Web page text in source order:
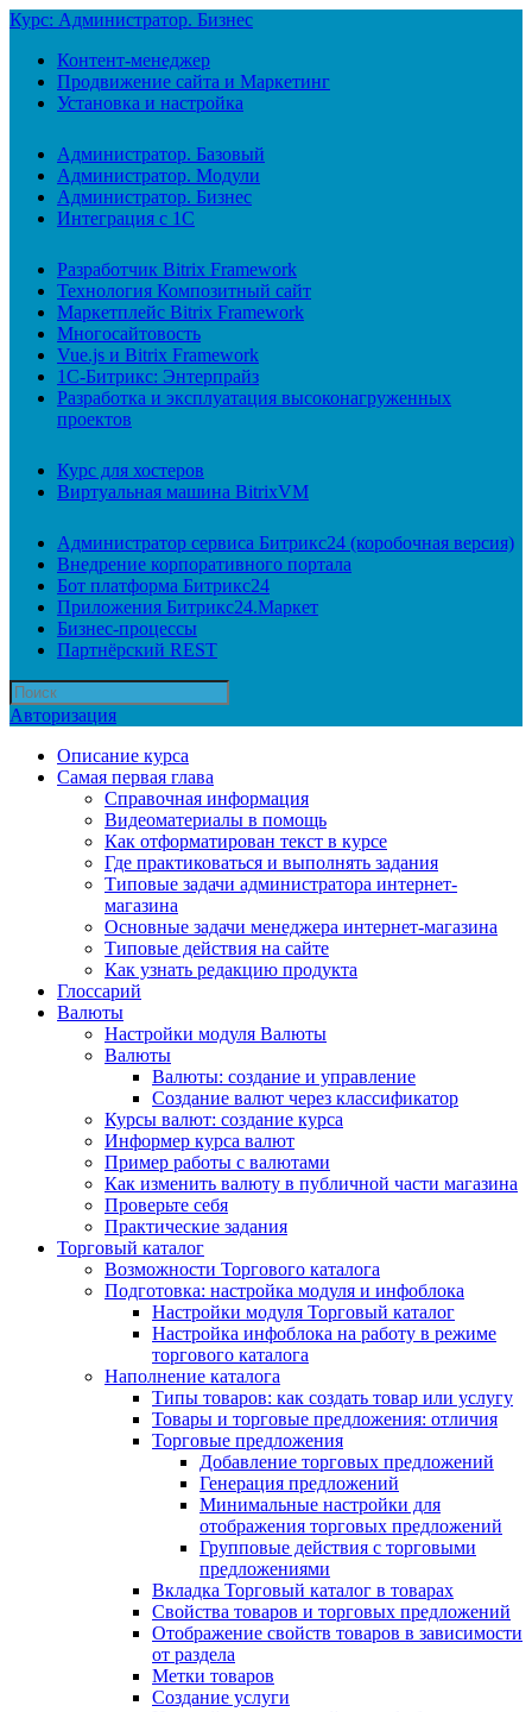
Курс: Администратор. Бизнес
Контент-менеджер
Продвижение сайта и Маркетинг
Установка и настройка
Администратор. Базовый
Администратор. Модули
Администратор. Бизнес
Интеграция с 1С
Разработчик Bitrix Framework
Технология Композитный сайт
Маркетплейс Bitrix Framework
Многосайтовость
Vue.js и Bitrix Framework
1С-Битрикс: Энтерпрайз
Разработка и эксплуатация высоконагруженных
проектов
Курс для хостеров
Виртуальная машина BitrixVM
Администратор сервиса Битрикс24 (коробочная версия)
Внедрение корпоративного портала
Бот платформа Битрикс24
Приложения Битрикс24.Маркет
Бизнес-процессы
Партнёрский REST
Авторизация
Описание курса
Самая первая глава
Справочная информация
Видеоматериалы в помощь
Как отформатирован текст в курсе
Где практиковаться и выполнять задания
Типовые задачи администратора интернет-
магазина
Основные задачи менеджера интернет-магазина
Типовые действия на сайте
Как узнать редакцию продукта
Глоссарий
Валюты
Настройки модуля Валюты
Валюты
Валюты: создание и управление
Создание валют через классификатор
Курсы валют: создание курса
Информер курса валют
Пример работы с валютами
Как изменить валюту в публичной части магазина
Проверьте себя
Практические задания
Торговый каталог
Возможности Торгового каталога
Подготовка: настройка модуля и инфоблока
Настройки модуля Торговый каталог
Настройка инфоблока на работу в режиме
торгового каталога
Наполнение каталога
Типы товаров: как создать товар или услугу
Товары и торговые предложения: отличия
Торговые предложения
Добавление торговых предложений
Генерация предложений
Минимальные настройки для
отображения торговых предложений
Групповые действия с торговыми
предложениями
Вкладка Торговый каталог в товарах
Свойства товаров и торговых предложений
Отображение свойств товаров в зависимости
от раздела
Метки товаров
Создание услуги